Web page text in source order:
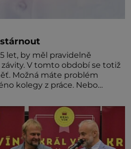
let, by měl pravidelně
V tomto období se totiž
Možná máte problém
kolegy z práce. Nebo
opravdu tak, s věkem jako
stávkovat. Cvičte